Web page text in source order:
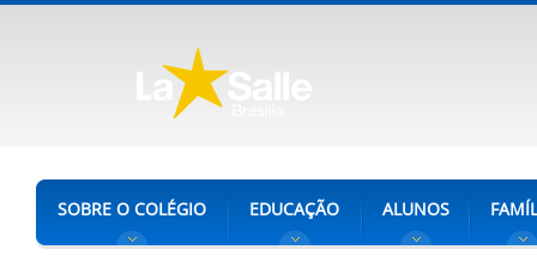
SOBRE O COLÉGIO EDUCAÇÃO ALUNOS